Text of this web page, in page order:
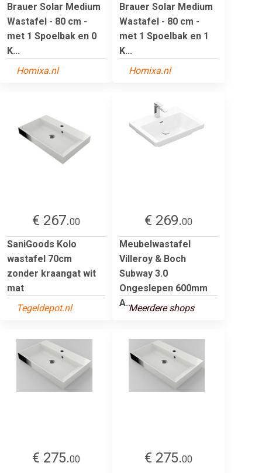
Brauer Solar Medium
Wastafel - 80 cm -
met 1 Spoelbak en 0
K...
Homixa.nl
Brauer Solar Medium
Wastafel - 80 cm -
met 1 Spoelbak en 1
K...
Homixa.nl
€ 267.00
SaniGoods Kolo
wastafel 70cm
zonder kraangat wit
mat
Tegeldepot.nl
€ 269.00
Meubelwastafel
Villeroy & Boch
Subway 3.0
Ongeslepen 600mm
A...Meerdere shops
€ 275.00
€ 275.00